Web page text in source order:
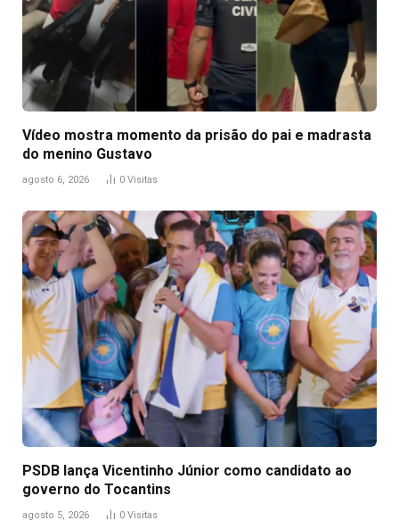
Vídeo mostra momento da prisão do pai e madrasta
do menino Gustavo
agosto 6, 2026 0 Visitas
PSDB lança Vicentinho Júnior como candidato ao
governo do Tocantins
agosto 5, 2026 0 Visitas